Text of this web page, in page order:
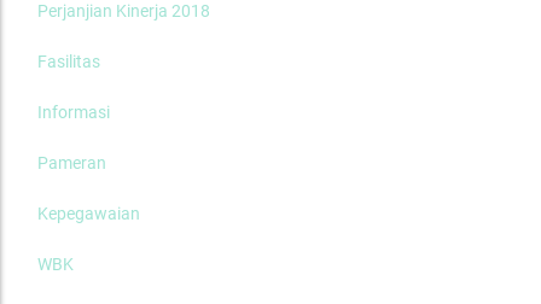
Perjanjian Kinerja 2018
Fasilitas
Informasi
Pameran
Kepegawaian
WBK